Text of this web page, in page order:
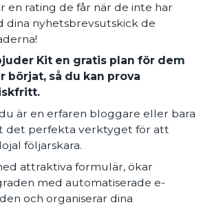
en rating de får när de inte har
dina nyhetsbrevsutskick de
Kit en gratis plan för dem
börjat, så du kan prova
är en erfaren bloggare eller bara
det perfekta verktyget för att
följarskara.
attraktiva formulär, ökar
med automatiserade e-
och organiserar dina